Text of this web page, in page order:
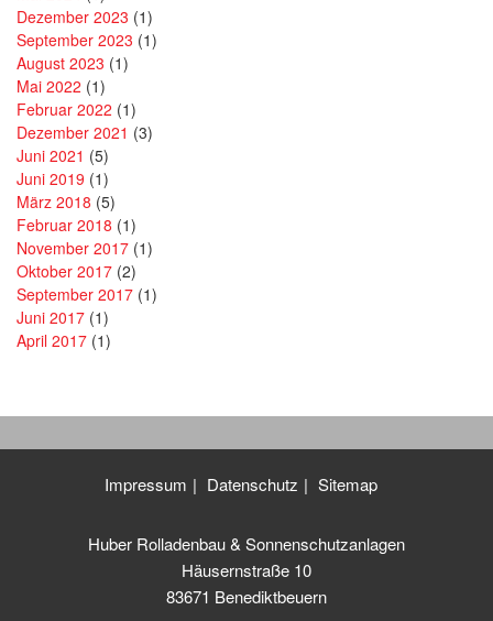
Dezember 2023 (1)
September 2023 (1)
August 2023 (1)
Mai 2022 (1)
Februar 2022 (1)
Dezember 2021 (3)
Juni 2021 (5)
Juni 2019 (1)
März 2018 (5)
Februar 2018 (1)
November 2017 (1)
Oktober 2017 (2)
September 2017 (1)
Juni 2017 (1)
April 2017 (1)
Impressum Datenschutz Sitemap
Huber Rolladenbau & Sonnenschutzanlagen
Häusernstraße 10
83671 Benediktbeuern